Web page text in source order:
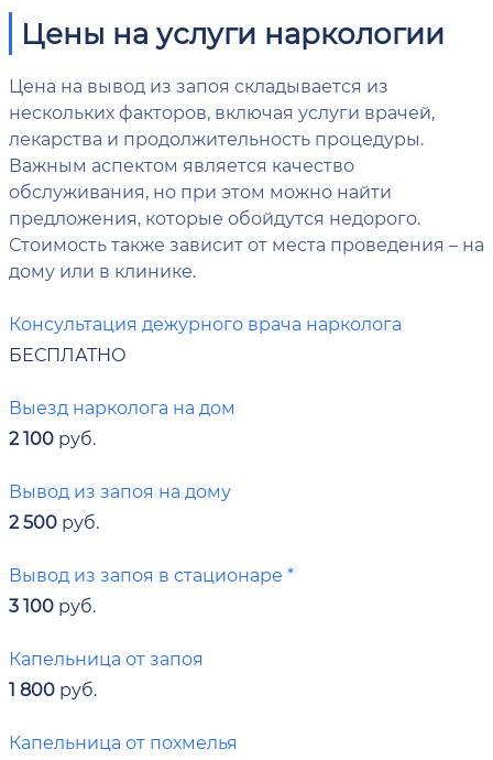
Цены на услуги наркологии
Цена на вывод из запоя складывается из
нескольких факторов, включая услуги врачей,
лекарства и продолжительность процедуры.
Важным аспектом является качество
обслуживания, но при этом можно найти
предложения, которые обойдутся недорого.
Стоимость также зависит от места проведения – на
дому или в клинике.
Консультация дежурного врача нарколога
БЕСПЛАТНО
Выезд нарколога на дом
2 100 руб.
Вывод из запоя на дому
2 500 руб.
Вывод из запоя в стационаре *
3 100 руб.
Капельница от запоя
1 800 руб.
Капельница от похмелья